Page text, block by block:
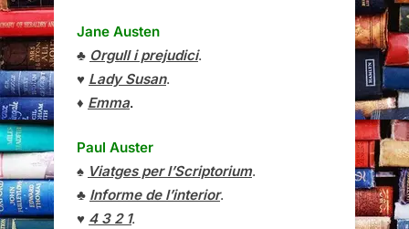
Jane Austen
♣ Orgull i prejudici.
♥ Lady Susan.
♦ Emma.
Paul Auster
♠ Viatges per l’Scriptorium.
♣ Informe de l’interior.
♥ 4 3 2 1.